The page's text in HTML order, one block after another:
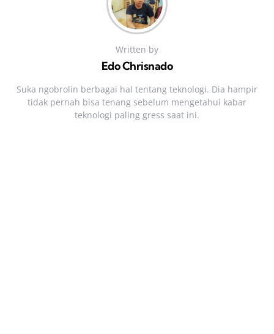
Written by
Edo Chrisnado
Suka ngobrolin berbagai hal tentang teknologi. Dia hampir
tidak pernah bisa tenang sebelum mengetahui kabar
teknologi paling gress saat ini.